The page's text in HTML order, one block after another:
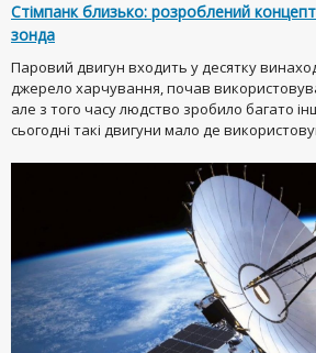
Стімпанк близько: розроблений
зонда
Паровий двигун входить у десятку
джерело харчування, почав
але з того часу людство зробило багато
сьогодні такі двигуни мало де